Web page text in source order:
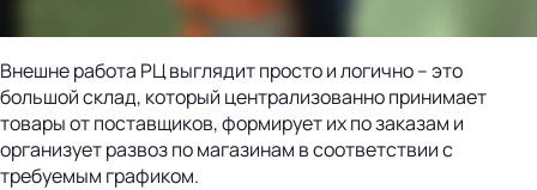
Внешне работа РЦ выглядит просто и логично – это
большой склад, который централизованно принимает
товары от поставщиков, формирует их по заказам и
организует развоз по магазинам в соответствии с
требуемым графиком.